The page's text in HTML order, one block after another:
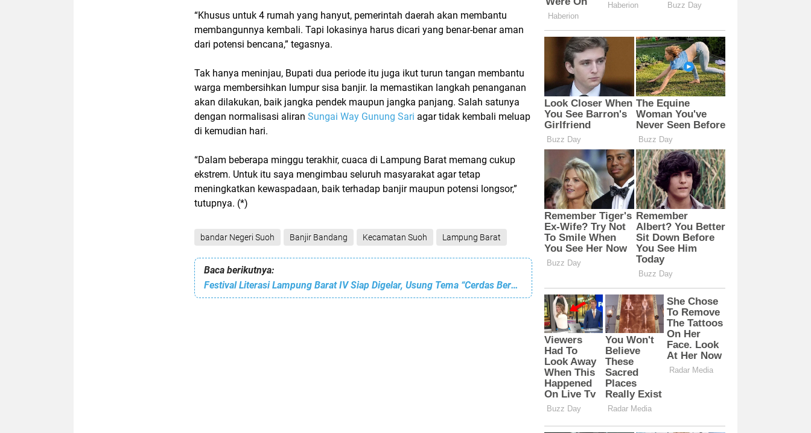
“Khusus untuk 4 rumah yang hanyut, pemerintah daerah akan membantu
membangunnya kembali. Tapi lokasinya harus dicari yang benar-benar aman
dari potensi bencana,” tegasnya.
Tak hanya meninjau, Bupati dua periode itu juga ikut turun tangan membantu
warga membersihkan lumpur sisa banjir. Ia memastikan langkah penanganan
akan dilakukan, baik jangka pendek maupun jangka panjang. Salah satunya
dengan normalisasi aliran Sungai Way Gunung Sari agar tidak kembali meluap
di kemudian hari.
“Dalam beberapa minggu terakhir, cuaca di Lampung Barat memang cukup
ekstrem. Untuk itu saya mengimbau seluruh masyarakat agar tetap
meningkatkan kewaspadaan, baik terhadap banjir maupun potensi longsor,”
tutupnya. (*)
bandar Negeri Suoh Banjir Bandang Kecamatan Suoh Lampung Barat
Baca berikutnya:
Festival Literasi Lampung Barat IV Siap Digelar, Usung Tema “Cerdas Bersama Menuju Lampung Barat Setia”